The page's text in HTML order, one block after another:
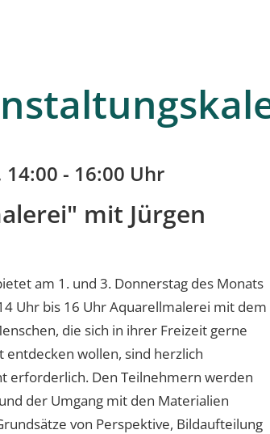
14:00 - 16:00 Uhr
mit Jürgen
am 1. und 3. Donnerstag des Monats
Uhr bis 16 Uhr Aquarellmalerei mit dem
die sich in ihrer Freizeit gerne
wollen, sind herzlich
erforderlich. Den Teilnehmern werden
der Umgang mit den Materialien
von Perspektive, Bildaufteilung